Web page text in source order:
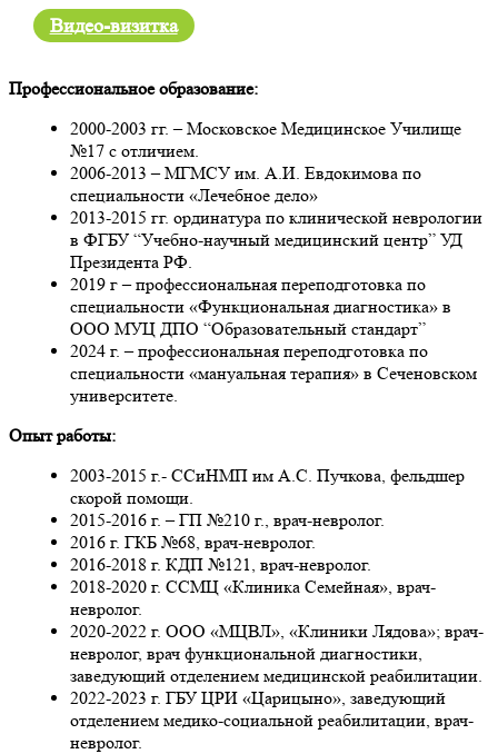
Видео-визитка
Профессиональное образование:
2000-2003 гг. – Московское Медицинское Училище
№17 с отличием.
2006-2013 – МГМСУ им. А.И. Евдокимова по
специальности «Лечебное дело»
2013-2015 гг. ординатура по клинической неврологии
в ФГБУ “Учебно-научный медицинский центр” УД
Президента РФ.
2019 г – профессиональная переподготовка по
специальности «Функциональная диагностика» в
ООО МУЦ ДПО “Образовательный стандарт”
2024 г. – профессиональная переподготовка по
специальности «мануальная терапия» в Сеченовском
университете.
Опыт работы:
2003-2015 г.- ССиНМП им А.С. Пучкова, фельдшер
скорой помощи.
2015-2016 г. – ГП №210 г., врач-невролог.
2016 г. ГКБ №68, врач-невролог.
2016-2018 г. КДП №121, врач-невролог.
2018-2020 г. ССМЦ «Клиника Семейная», врач-
невролог.
2020-2022 г. ООО «МЦВЛ», «Клиники Лядова»; врач-
невролог, врач функциональной диагностики,
заведующий отделением медицинской реабилитации.
2022-2023 г. ГБУ ЦРИ «Царицыно», заведующий
отделением медико-социальной реабилитации, врач-
невролог.